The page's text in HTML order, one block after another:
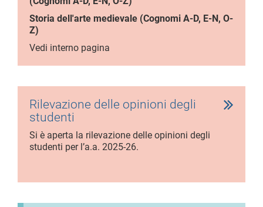
Storia dell'arte medievale (Cognomi A-D, E-N, O-
Z)
Vedi interno pagina
Rilevazione delle opinioni degli
studenti
Si è aperta la rilevazione delle opinioni degli
studenti per l’a.a. 2025-26.